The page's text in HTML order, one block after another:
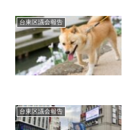
台東区議会報告
台東区議会報告